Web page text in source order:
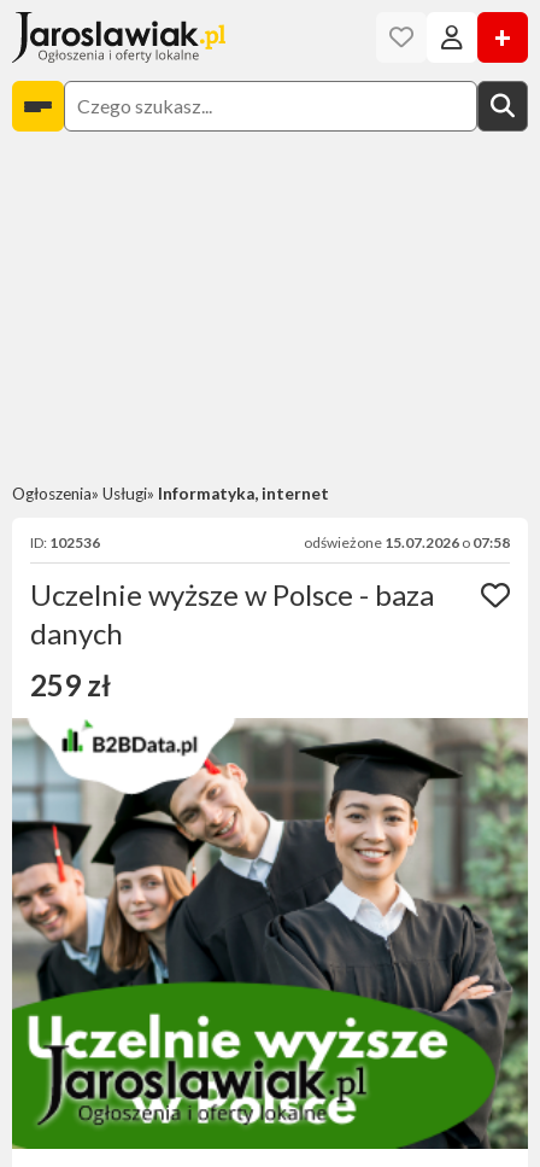
+
Ogłoszenia Usługi Informatyka, internet
ID: 102536 odświeżone 15.07.2026 o 07:58
Uczelnie wyższe w Polsce - baza
danych
259 zł